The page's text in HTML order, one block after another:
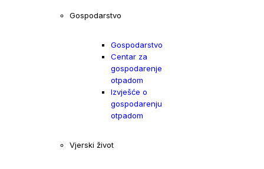
Gospodarstvo
Gospodarstvo
Centar za
gospodarenje
otpadom
Izvješće o
gospodarenju
otpadom
Vjerski život